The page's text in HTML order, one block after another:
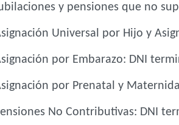
y pensiones que no
Universal por Hijo y
por Embarazo: DNI
por Prenatal y
No Contributivas: DNI